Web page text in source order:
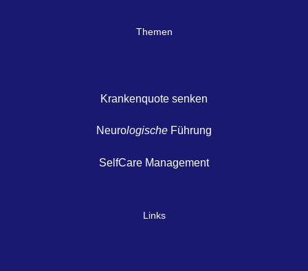
Themen
Krankenquote senken
Neurologische Führung
SelfCare Management
Links